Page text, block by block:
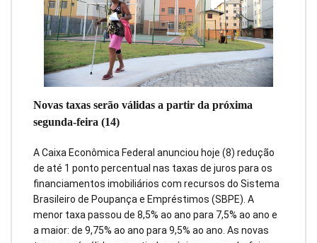
Novas taxas serão válidas a partir da próxima
segunda-feira (14)
A Caixa Econômica Federal anunciou hoje (8) redução
de até 1 ponto percentual nas taxas de juros para os
financiamentos imobiliários com recursos do Sistema
Brasileiro de Poupança e Empréstimos (SBPE). A
menor taxa passou de 8,5% ao ano para 7,5% ao ano e
a maior: de 9,75% ao ano para 9,5% ao ano. As novas